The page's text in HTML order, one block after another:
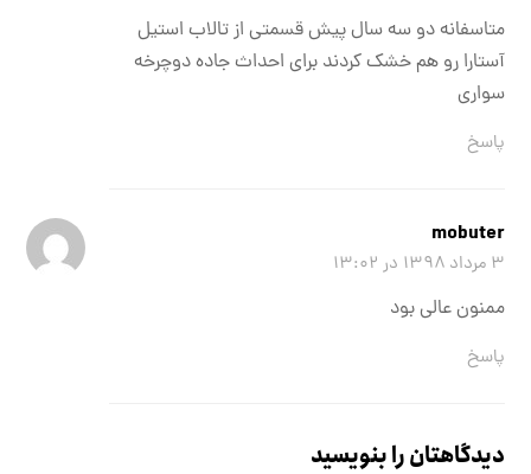
متاسفانه دو سه سال پیش قسمتی از تالاب استیل
آستارا رو هم خشک کردند برای احداث جاده دوچرخه
سواری
پاسخ
mobuter
۳ مرداد ۱۳۹۸ در ۱۳:۰۲
ممنون عالی بود
پاسخ
دیدگاهتان را بنویسید